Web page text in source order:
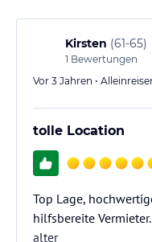
Kirsten (61-65)
1 Bewertungen
Vor 3 Jahren •
tolle Location
Top Lage,
hilfsbereite
alter